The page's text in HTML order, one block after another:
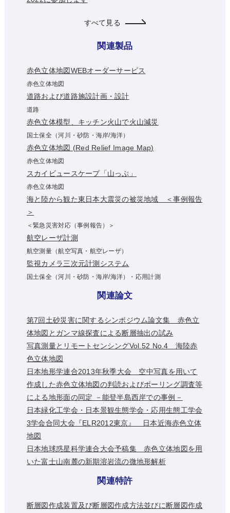
すべて見る
関連製品
赤色立体地図WEBオーダーサービス
赤色立体地図
道路および道路施設計画・設計
道路
赤色立体模型、キッチン火山で火山減災
国土保全（河川・砂防・海岸/海洋）
赤色立体地図 (Red Relief Image Map)
赤色立体地図
スカイビュースケープ「山っぷ」
赤色立体地図
海と陸から観た東日本大震災の被災地域 ＜事例報告
＞
＜緊急災害対応（事例報告）＞
航空レーザ計測
航空測量（航空写真・航空レーザ）
監視カメラ三次元計測システム
国土保全（河川・砂防・海岸/海洋）・応用計測
関連論文
第7回土砂災害に関するシンポジウム論文集 赤色立
体地図とガンマ線探査による断層抽出の試み
写真測量とリモートセンシングVol.52 No.4 海陸赤
色立体地図
日本地形学連合2013年秋季大会 空中写真を用いて
作成した赤色立体地図の判読およびボーリング調査等
による地形面の同定 －能登半島西岸での事例－
日本緑化工学会・日本景観生態学会・応用生態工学会
3学会合同大会『ELR2012東京』 日本近海赤色立体
地図
日本地球惑星科学連合大会予稿集 赤色立体地図を用
いた富士山南麓の新期溶岩流の微地形解析
関連特許
断層図作成装置及び断層図作成方法並びに断層図作成